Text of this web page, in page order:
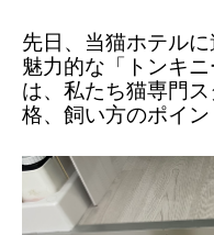
先日、当猫ホテル
魅力的な「トンキ
は、私たち猫専門
格、飼い方のポイン